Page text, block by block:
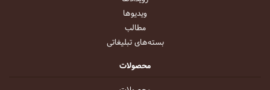
ویدیو‌ها
مطالب
بسته‌های تبلیغاتی
محصولات